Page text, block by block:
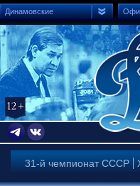
Динамовские
31-й чемпионат СССР